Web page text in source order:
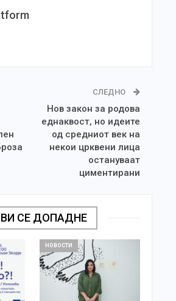
СЛЕДНО
Нов закон за родова
еднаквост, но идеите
од средниот век на
некои црквени лица
остануваат
циментирани
СЕ ДОПАДНЕ
НОВОСТИ